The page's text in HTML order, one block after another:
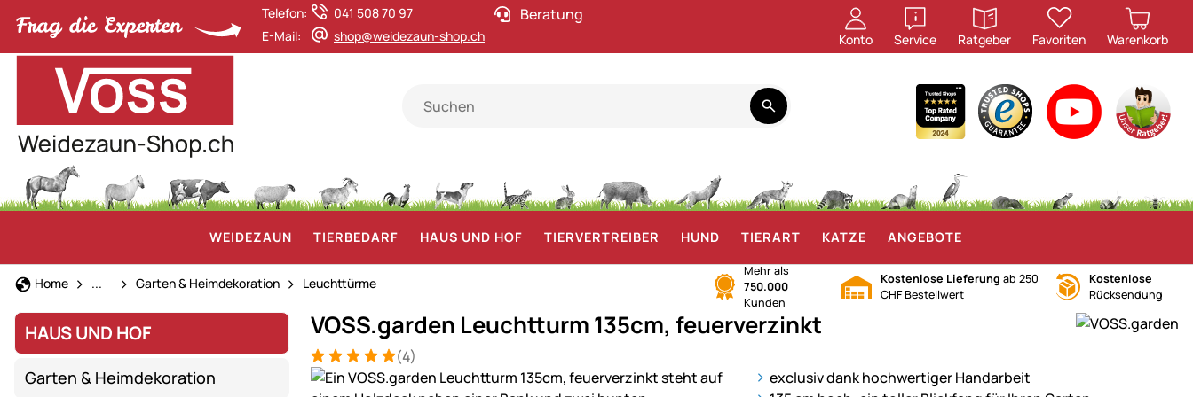
Telefon:
041 508 70 97
E-Mail:
shop@weidezaun-shop.ch
Beratung
Konto Service
öffnen
Ratgeber
öffnen
Favoriten Warenkorb
WEIDEZAUN TIERBEDARF HAUS UND HOF TIERVERTREIBER HUND TIERART KATZE ANGEBOTE
Home Haus und Hof
... Garten & Heimdekoration Leuchttürme
Mehr als
750.000
Kunden
Kostenlose Lieferung ab 250
CHF Bestellwert
Kostenlose
Rücksendung
HAUS UND HOF
Garten & Heimdekoration
VOSS.garden Leuchtturm 135cm, feuerverzinkt
Bewertung: 5 von 5 (4 Bewertungen)
4 Bewertungen
(4)
Produktgalerie
exclusiv dank hochwertiger Handarbeit